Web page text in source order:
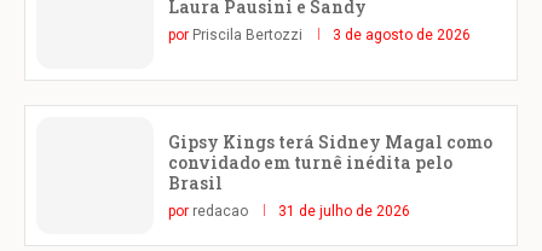
Laura Pausini e Sandy
por Priscila Bertozzi 3 de agosto de 2026
Gipsy Kings terá Sidney Magal como
convidado em turnê inédita pelo
Brasil
por redacao 31 de julho de 2026